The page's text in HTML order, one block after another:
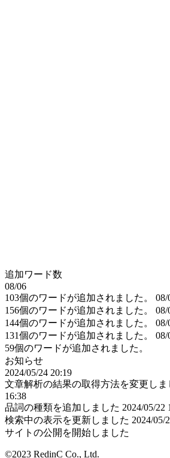
追加ワード数
08/06
103個のワードが追加されました。
08/
156個のワードが追加されました。
08/
144個のワードが追加されました。
08/
131個のワードが追加されました。
08/
59個のワードが追加されました。
お知らせ
2024/05/24 20:19
文章解析の結果の取得方法を変更しま
16:38
品詞の種類を追加しました 2024/05/22
検索中の表示を更新しました 2024/05/
サイトの公開を開始しました
©2023 RedinC Co., Ltd.